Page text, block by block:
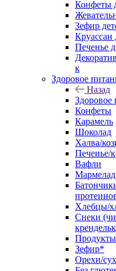
Конфеты
Зефир
Круассан
Печенье
к
Здоровое
Назад
Здоровое
Конфеты
Карамель
Шоколад
Халва/
Печенье/
Вафли
Мармелад
Хлебцы/
Снеки
Продукты
Зефир*
Орехи/